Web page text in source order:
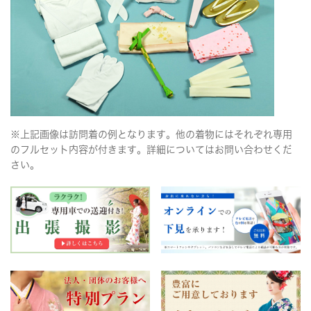
※上記画像は訪問着の例となります。他の着物にはそれぞれ専用
のフルセット内容が付きます。詳細についてはお問い合わせくだ
さい。